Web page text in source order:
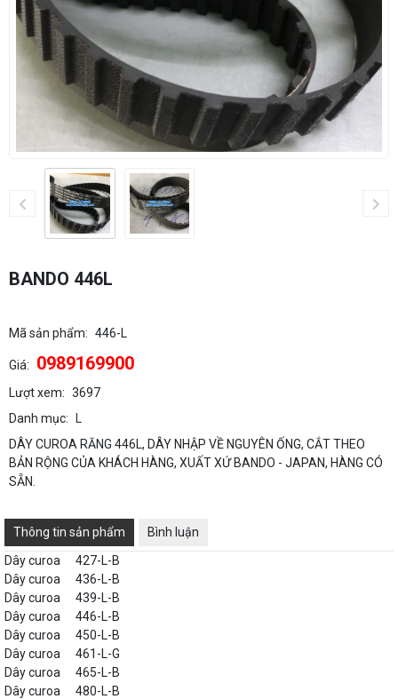
BANDO 446L
Mã sản phẩm: 446-L
Giá: 0989169900
Lượt xem: 3697
Danh mục:
DÂY CUROA RĂNG 446L, DÂY NHẬP VỀ NGUYÊN ỐNG, CẮT THEO
BẢN RỘNG CỦA KHÁCH HÀNG, XUẤT XỨ BANDO - JAPAN, HÀNG CÓ
SẴN.
Thông tin sản phẩm
Bình luận
Dây curoa
427-L-B
Dây curoa
436-L-B
Dây curoa
439-L-B
Dây curoa
446-L-B
Dây curoa
450-L-B
Dây curoa
461-L-G
Dây curoa
465-L-B
Dây curoa
480-L-B